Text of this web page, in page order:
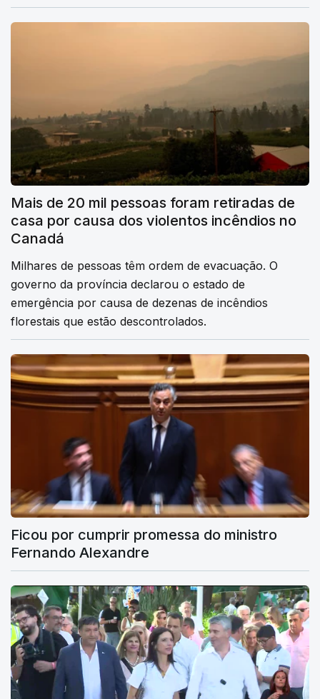
Mais de 20 mil pessoas foram retiradas de
casa por causa dos violentos incêndios no
Canadá
Milhares de pessoas têm ordem de evacuação. O
governo da província declarou o estado de
emergência por causa de dezenas de incêndios
florestais que estão descontrolados.
Ficou por cumprir promessa do ministro
Fernando Alexandre